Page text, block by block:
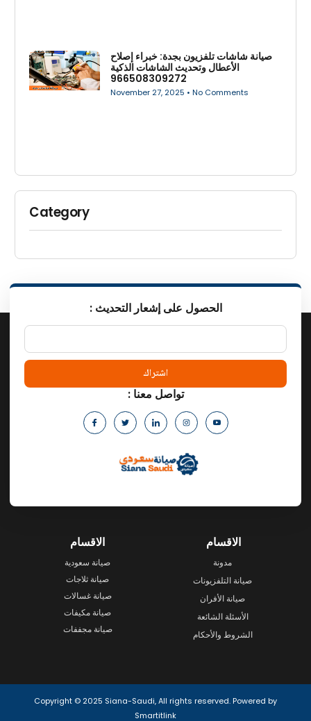
صيانة شاشات تلفزيون بجدة: خبراء إصلاح
الأعطال وتحديث الشاشات الذكية
966508309272
November 27, 2025 No Comments
Category
: الحصول على إشعار التحديث
اشتراك
: تواصل معنا
الاقسام
صيانة سعودية
صيانة ثلاجات
صيانة غسالات
صيانة مكيفات
صيانة مجففات
الاقسام
مدونة
صيانة التلفزيونات
صيانة الأفران
الأسئلة الشائعة
الشروط والأحكام
Copyright © 2025 Siana-Saudi, All rights reserved. Powered by
Smartitlink